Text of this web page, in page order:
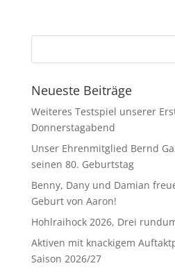
Neueste Beiträge
Weiteres Testspiel unserer
Donnerstagabend
Unser Ehrenmitglied Bernd
seinen 80. Geburtstag
Benny, Dany und Damian
Geburt von Aaron!
Hohlraihock 2026, Drei
Aktiven mit knackigem
Saison 2026/27